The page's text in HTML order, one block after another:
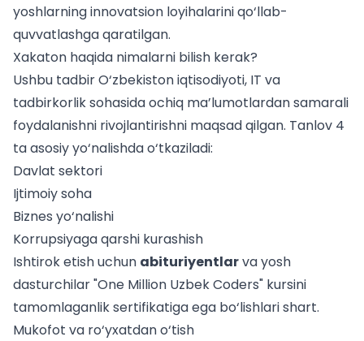
yoshlarning innovatsion loyihalarini qo‘llab-
quvvatlashga qaratilgan.
Xakaton haqida nimalarni bilish kerak?
Ushbu tadbir O‘zbekiston iqtisodiyoti, IT va
tadbirkorlik sohasida ochiq ma’lumotlardan samarali
foydalanishni rivojlantirishni maqsad qilgan. Tanlov 4
ta asosiy yo‘nalishda o‘tkaziladi:
Davlat sektori
Ijtimoiy soha
Biznes yo‘nalishi
Korrupsiyaga qarshi kurashish
Ishtirok etish uchun abituriyentlarva yosh
dasturchilar "One Million Uzbek Coders" kursini
tamomlaganlik sertifikatiga ega bo‘lishlari shart.
Mukofot va ro‘yxatdan o‘tish